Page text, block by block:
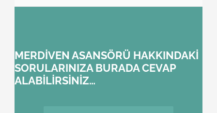
MERDİVEN ASANSÖRÜ HAKKINDAKİ
SORULARINIZA BURADA CEVAP
ALABİLİRSİNİZ…